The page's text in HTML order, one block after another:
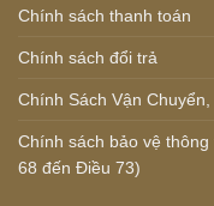
Chính sách thanh toán
Chính sách đổi trả
Chính Sách Vận
Chính sách bảo vệ
68 đến Điều 73)